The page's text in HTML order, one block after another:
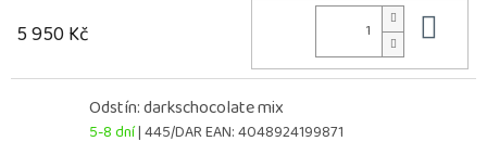
5 950 Kč
Odstín: darkschocolate mix
5-8 dní| 445/DAREAN:4048924199871